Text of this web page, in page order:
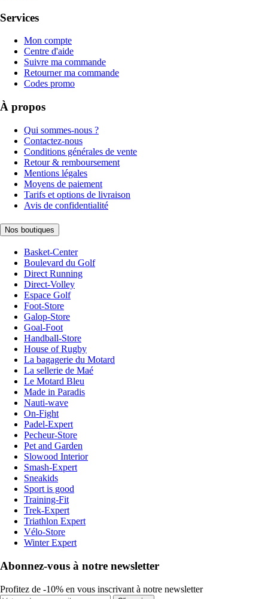
Services
Mon compte
Centre d'aide
Suivre ma commande
Retourner ma commande
Codes promo
À propos
Qui sommes-nous ?
Contactez-nous
Conditions générales de vente
Retour & remboursement
Mentions légales
Moyens de paiement
Tarifs et options de livraison
Avis de confidentialité
Nos boutiques
Basket-Center
Boulevard du Golf
Direct Running
Direct-Volley
Espace Golf
Foot-Store
Galop-Store
Goal-Foot
Handball-Store
House of Rugby
La bagagerie du Motard
La sellerie de Maé
Le Motard Bleu
Made in Paradis
Nauti-wave
On-Fight
Padel-Expert
Pecheur-Store
Pet and Garden
Slowood Interior
Smash-Expert
Sneakids
Sport is good
Training-Fit
Trek-Expert
Triathlon Expert
Vélo-Store
Winter Expert
Abonnez-vous à notre newsletter
Profitez de -10% en vous inscrivant à notre newsletter